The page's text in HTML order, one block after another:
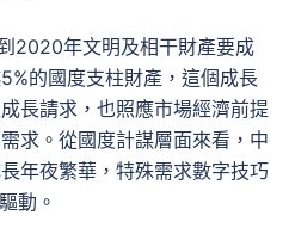
2020年文明及相干財產要成
的國度支柱財產，這個成長
長請求，也照應市場經濟前提
求。從國度計謀層面來看，中
年夜繁華，特殊需求數字技巧
動。